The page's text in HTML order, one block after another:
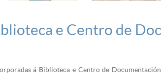
e Centro de
á Biblioteca e Centro de